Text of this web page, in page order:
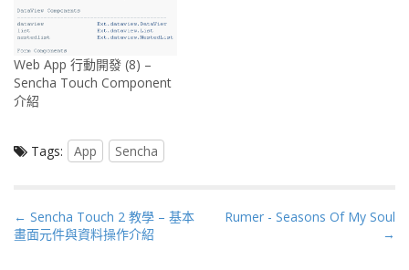
Web App 行動開發 (8) –
Sencha Touch Component
介紹
Tags: App Sencha
P
o
← Sencha Touch 2 教學 – 基本
畫面元件與資料操作介紹
Rumer - Seasons Of My Soul
→